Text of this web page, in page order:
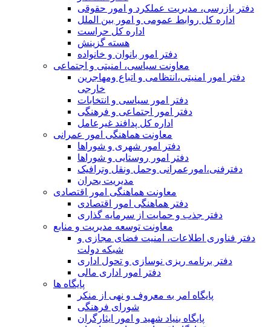
دفتر بازرسی، مدیریت عملکرد و امور حقوقی
اداره کل روابط عمومی و امور بین الملل
اداره کل حراست
هسته گزینش
دفتر امور بانوان و خانواده
معاونت سیاسی، امنیتی و اجتماعی
دفتر امور امنيتی،انتظامی و اتباع ومهاجرین
خارجی
دفتر امور سیاسی و انتخابات
دفتر امور اجتماعی و فرهنگی
اداره کل پدافند غیرعامل
معاونت هماهنگی امور عمرانی
دفتر امور شهری و شوراها
دفتر امور روستایی و شوراها
دفترفنی،امورعمرانی وحمل ونقل وترافيک
مدیریت بحران
معاونت هماهنگی امور اقتصادی
دفتر هماهنگی امور اقتصادی
دفتر جذب و حمایت از سرمایه گذاری
معاونت توسعه مدیریت و منابع
دفتر فناوری اطلاعات، امنیت فضای مجازی و
شبکه دولت
دفتر برنامه ریزی نوسازی و تحول اداری
دفتر امور اداری مالی
پایگاه ها
پایگاه امر به معروف و نهی از منکر
شورای فرهنگی
پایگاه بنیاد شهید و امور ایثارگران